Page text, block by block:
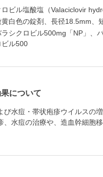
ビル塩酸塩（Valaciclovir
黄白色の錠剤、長径18.5mm、
ラシクロビル500mg「NP」
ビル500
について
水痘・帯状疱疹ウイルスの増
、水痘の治療や、造血幹細胞